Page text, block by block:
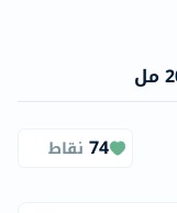
74 نقاط